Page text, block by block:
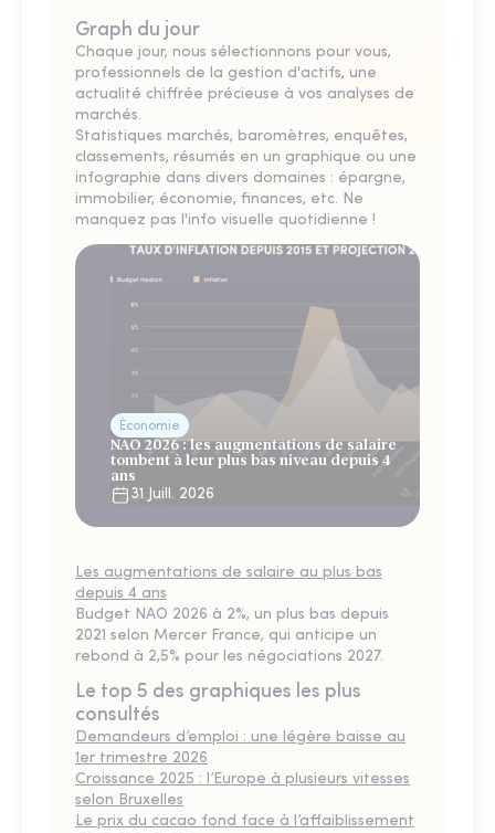
Graph du jour
Chaque jour, nous sélectionnons pour vous,
professionnels de la gestion d'actifs, une
actualité chiffrée précieuse à vos analyses de
marchés.
Statistiques marchés, baromètres, enquêtes,
classements, résumés en un graphique ou une
infographie dans divers domaines : épargne,
immobilier, économie, finances, etc. Ne
manquez pas l'info visuelle quotidienne !
Économie
NAO 2026 : les augmentations de salaire
tombent à leur plus bas niveau depuis 4
ans
31 Juill. 2026
Les augmentations de salaire au plus bas
depuis 4 ans
Budget NAO 2026 à 2%, un plus bas depuis
2021 selon Mercer France, qui anticipe un
rebond à 2,5% pour les négociations 2027.
Le top 5 des graphiques les plus
consultés
Demandeurs d’emploi : une légère baisse au
1er trimestre 2026
Croissance 2025 : l’Europe à plusieurs vitesses
selon Bruxelles
Le prix du cacao fond face à l’affaiblissement